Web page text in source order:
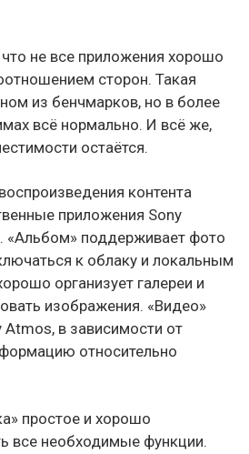
не все приложения хорошо
сторон. Такая
из бенчмарков, но в более
всё нормально. И всё же,
остаётся.
контента
приложения Sony
«Альбом» поддерживает фото
к облаку и локальным
организует галереи и
изображения. «Видео»
в зависимости от
относительно
простое и хорошо
все необходимые функции.